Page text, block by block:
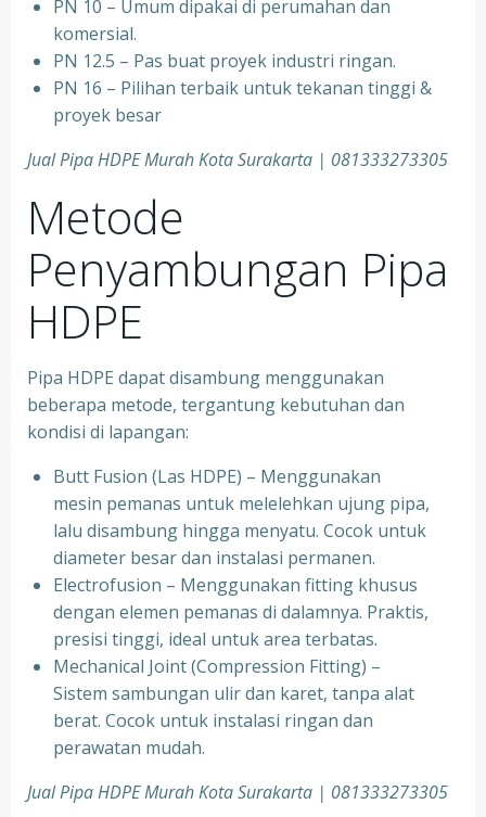
PN 10 – Umum dipakai di perumahan dan
komersial.
PN 12.5 – Pas buat proyek industri ringan.
PN 16 – Pilihan terbaik untuk tekanan tinggi &
proyek besar
Jual Pipa HDPE Murah Kota Surakarta | 081333273305
Metode
Penyambungan Pipa
HDPE
Pipa HDPE dapat disambung menggunakan
beberapa metode, tergantung kebutuhan dan
kondisi di lapangan:
Butt Fusion (Las HDPE) – Menggunakan
mesin pemanas untuk melelehkan ujung pipa,
lalu disambung hingga menyatu. Cocok untuk
diameter besar dan instalasi permanen.
Electrofusion – Menggunakan fitting khusus
dengan elemen pemanas di dalamnya. Praktis,
presisi tinggi, ideal untuk area terbatas.
Mechanical Joint (Compression Fitting) –
Sistem sambungan ulir dan karet, tanpa alat
berat. Cocok untuk instalasi ringan dan
perawatan mudah.
Jual Pipa HDPE Murah Kota Surakarta | 081333273305